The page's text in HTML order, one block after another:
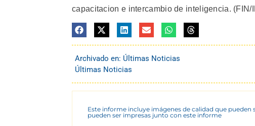
capacitacion e intercambio de inteligencia. (FIN/
Archivado en: Últimas Noticias
Últimas Noticias
Este informe incluye imágenes de calidad que pueden
pueden ser impresas junto con este informe